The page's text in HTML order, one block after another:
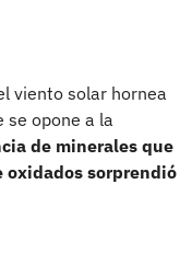
viento solar hornea
se opone a la
de minerales que
oxidados sorprendió